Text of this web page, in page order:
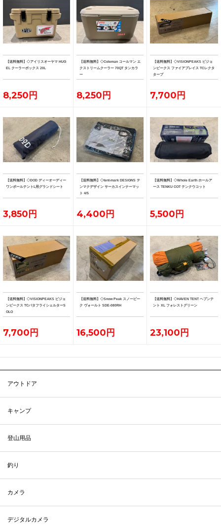
【送料無料】◇アイリスオーヤマ HUG
EL クーラーボックス 20L
8,250円
【送料無料】◇Coleman コールマン エ
クストリームクーラー 70QT タンカラ
ー
8,250円
【送料無料】◇VISIONPEAKS ビジョ
ンピークス ファイアプレイス TCレクタ
タープ
7,700円
【送料無料】◇DOD ディーオーディー
ワンポールテントL用グランドシート
3,850円
【送料無料】◇tent-mark DESIGNS テ
ンマクデザイン サーカスインナーマッ
ト 4/5
4,400円
【送料無料】◇Whole Earth ホールア
ース TENKU COT テンクウコット
5,500円
【送料無料】◇VISIONPEAKS ビジョ
ンピークス TCバタフライシェルターS
OLO
7,700円
【送料無料】◇Snow Peak スノーピー
ク ヴォールト SDE-080RH
16,500円
【送料無料】◇HAVEN TENT ヘブンテ
ント XL フォレストグリーン
23,100円
アウトドア
キャンプ
登山用品
釣り
カメラ
デジタルカメラ